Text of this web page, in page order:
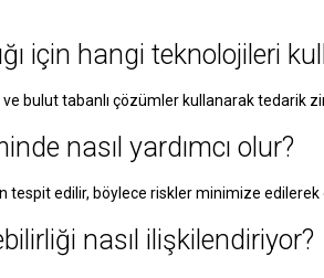
için hangi teknolojileri
bulut tabanlı çözümler kullanarak tedarik
nasıl yardımcı olur?
edilir, böylece riskler minimize edilerek
nasıl ilişkilendiriyor?